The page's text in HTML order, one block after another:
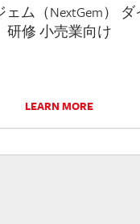
ェム（NextGem）
研修 小売業向け
LEARN MORE